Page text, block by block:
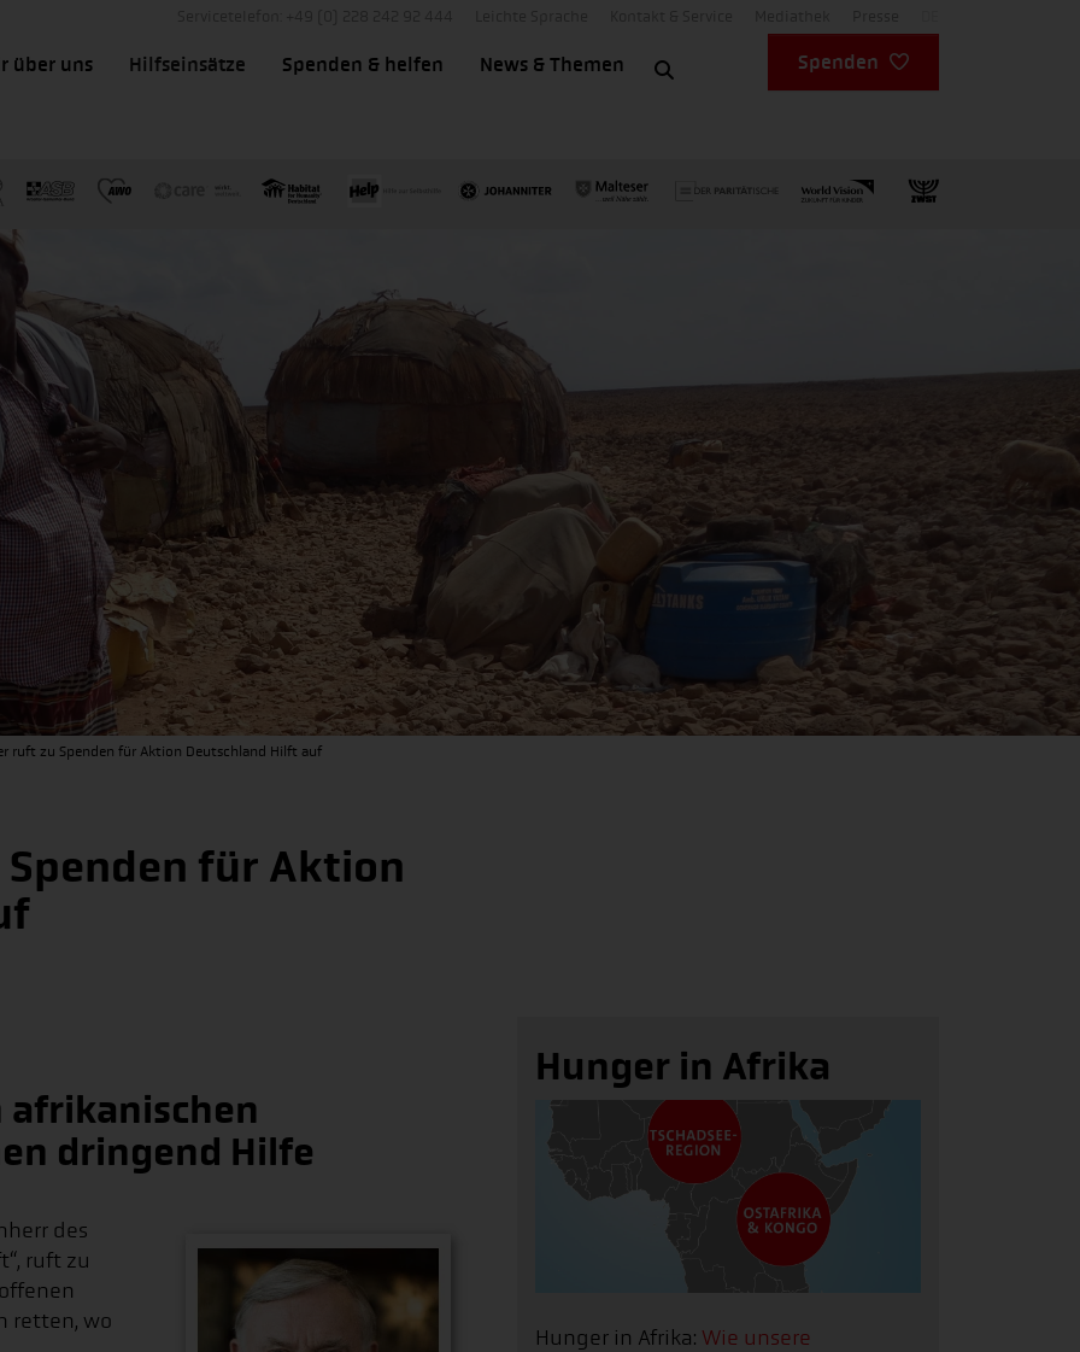
über uns Hilfseinsätze Spenden & helfen News & Themen Spenden
ruft zu Spenden für Aktion Deutschland Hilft auf
für Aktion
afrikanischen
dringend Hilfe
des
ruft zu
retten, wo
Hunger in Afrika
Hunger in Afrika: Wie unsere